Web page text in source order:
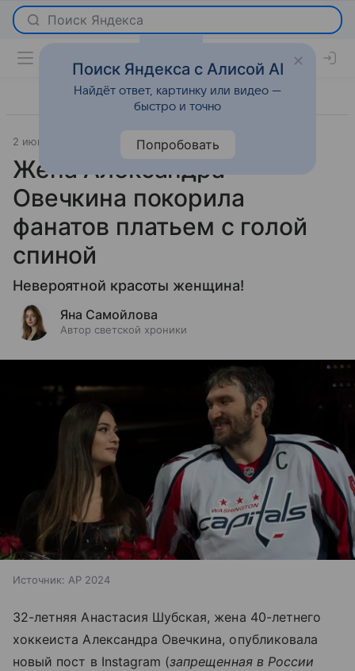
2 июня 2026 Светская жизнь
Жена Александра
Овечкина покорила
фанатов платьем с голой
спиной
Невероятной красоты женщина!
Яна Самойлова
Автор светской хроники
Источник: AP 2024
32-летняя Анастасия Шубская, жена 40-летнего
хоккеиста Александра Овечкина, опубликовала
новый пост в Instagram (запрещенная в России
Поиск Яндекса с Алисой AI
Найдёт ответ, картинку или видео —
быстро и точно
Попробовать